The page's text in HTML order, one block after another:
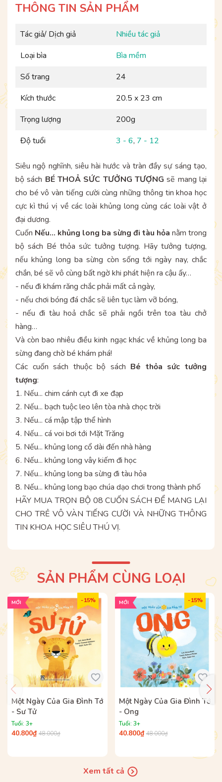
THÔNG TIN SẢN PHẨM
Tác giả/ Dịch giả
Nhiều tác giả
Loại bìa
Bìa mềm
Số trang
24
Kích thước
20.5 x 23 cm
Trọng lượng
200g
Độ tuổi
3 - 6, 7 - 12
Siêu ngộ nghĩnh, siêu hài hước và tràn đầy sự sáng tạo,
bộ sách BÉ THOẢ SỨC TƯỞNG TƯỢNG sẽ mang lại
cho bé vô vàn tiếng cười cùng những thông tin khoa học
cực kì thú vị về các loài khủng long cùng các loài vật ở
đại dương.
Cuốn Nếu... khủng long ba sừng đi tàu hỏa nằm trong
bộ sách Bé thỏa sức tưởng tượng. Hãy tưởng tượng,
nếu khủng long ba sừng còn sống tới ngày nay, chắc
chắn, bé sẽ vô cùng bất ngờ khi phát hiện ra cậu ấy…
- nếu đi khám răng chắc phải mất cả ngày,
- nếu chơi bóng đá chắc sẽ liên tục làm vỡ bóng,
- nếu đi tàu hoả chắc sẽ phải ngồi trên toa tàu chở
hàng…
Và còn bao nhiêu điều kinh ngạc khác về khủng long ba
sừng đang chờ bé khám phá!
Các cuốn sách thuộc bộ sách Bé thỏa sức tưởng
tượng:
1. Nếu... chim cánh cụt đi xe đạp
2. Nếu... bạch tuộc leo lên tòa nhà chọc trời
3. Nếu... cá mập tập thể hình
4. Nếu... cá voi bơi tới Mặt Trăng
5. Nếu... khủng long cổ dài đến nhà hàng
6. Nếu... khủng long vây kiếm đi học
7. Nếu... khủng long ba sừng đi tàu hỏa
8. Nếu... khủng long bạo chúa dạo chơi trong thành phố
HÃY MUA TRỌN BỘ 08 CUỐN SÁCH ĐỂ MANG LẠI
CHO TRẺ VÔ VÀN TIẾNG CƯỜI VÀ NHỮNG THÔNG
TIN KHOA HỌC SIÊU THÚ VỊ.
SẢN PHẨM CÙNG LOẠI
- 15%
MỚI
Một Ngày Của Gia Đình Tớ
- Sư Tử
Tuổi: 3+
40.800₫ 48.000₫
- 15%
MỚI
Một Ngày Của Gia Đình Tớ
- Ong
Tuổi: 3+
40.800₫ 48.000₫
Xem tất cả